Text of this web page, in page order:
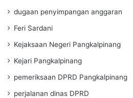
dugaan penyimpangan anggaran
Feri Sardani
Kejaksaan Negeri Pangkalpinang
Kejari Pangkalpinang
pemeriksaan DPRD Pangkalpinang
perjalanan dinas DPRD